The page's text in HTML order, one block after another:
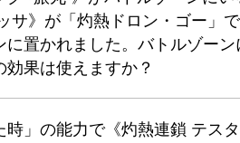
サ》が「灼熱ドロン・ゴー」
置かれました。バトルゾーン
果は使えますか？
」の能力で《灼熱連鎖 テス